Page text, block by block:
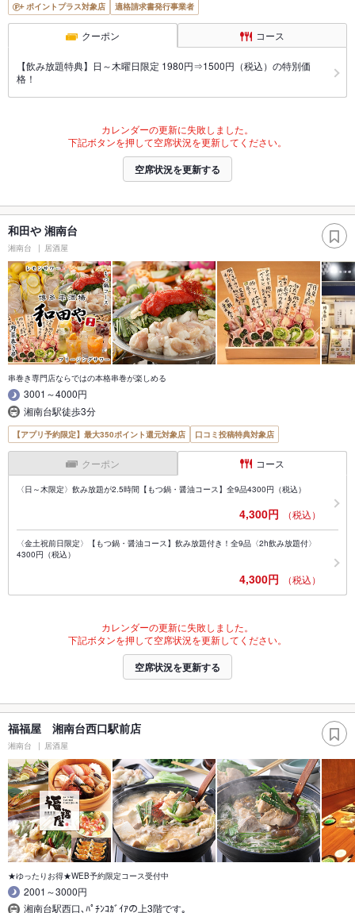
ポイントプラス対象店
適格請求書発行事業者
クーポン コース
【飲み放題特典】日～木曜日限定 1980円⇒1500円（税込）の特別価
格！
カレンダーの更新に失敗しました。
下記ボタンを押して空席状況を更新してください。
空席状況を更新する
和田や 湘南台
湘南台 居酒屋
串巻き専門店ならではの本格串巻が楽しめる
3001～4000円
湘南台駅徒歩3分
【アプリ予約限定】最大350ポイント還元対象店 口コミ投稿特典対象店
クーポン コース
〈日～木限定〉飲み放題が2.5時間【もつ鍋・醤油コース】全9品4300円（税込）
4,300円 （税込）
〈金土祝前日限定〉【もつ鍋・醤油コース】飲み放題付き！全9品〈2h飲み放題付〉
4300円（税込）
4,300円 （税込）
カレンダーの更新に失敗しました。
下記ボタンを押して空席状況を更新してください。
空席状況を更新する
福福屋 湘南台西口駅前店
湘南台 居酒屋
★ゆったりお得★WEB予約限定コース受付中
2001～3000円
湘南台駅西口､ﾊﾟﾁﾝｺｶﾞｲｱの上3階です｡